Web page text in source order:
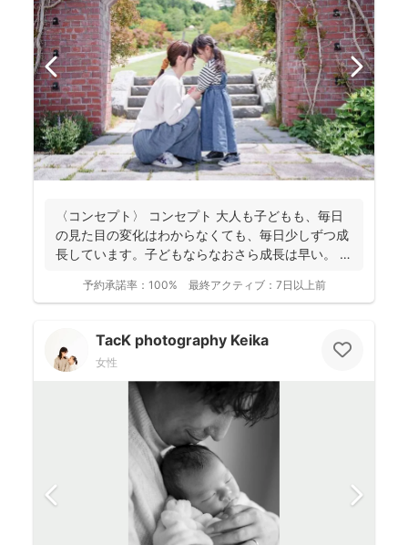
〈コンセプト〉 コンセプト 大人も子どもも、毎日
の見た目の変化はわからなくても、毎日少しずつ成
長しています。子どもならなおさら成長は早い。
予約承諾率： 100% 最終アクティブ： 7日以上前
TacK photography Keika
女性